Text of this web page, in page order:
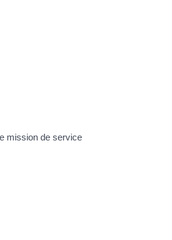
mission de service